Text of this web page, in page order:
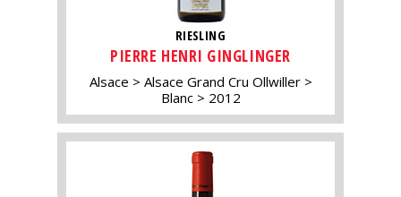
RIESLING
PIERRE HENRI GINGLINGER
Alsace
Alsace Grand Cru Ollwiller
Blanc
2012